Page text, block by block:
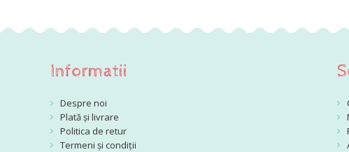
Informatii
Despre noi
Plată și livrare
Politica de retur
Termeni și condiții